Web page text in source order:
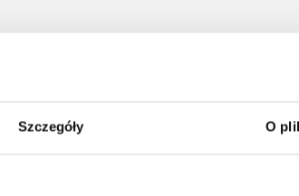
Szczegóły O
University&Akademia
Prowadzi zajęcia na studiach